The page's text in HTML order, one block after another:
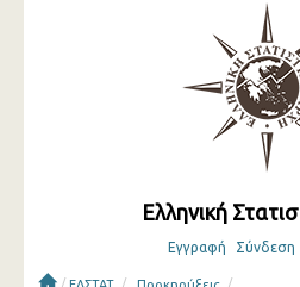
Ελληνική
Εγγραφή Σύνδεση
/ / /